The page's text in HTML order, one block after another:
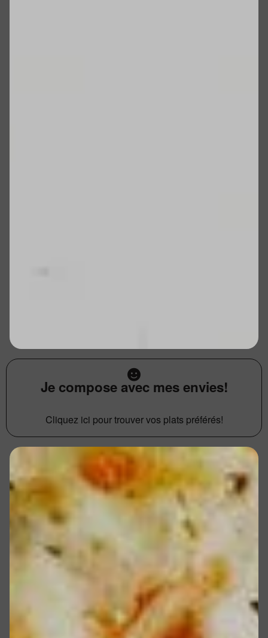
Je compose avec mes envies!
Cliquez ici pour trouver vos plats préférés!